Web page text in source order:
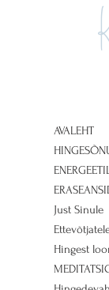
AVALEHT
Just Sinule
Hingest